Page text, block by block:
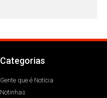
Categorias
Gente que é Notícia
Notinhas